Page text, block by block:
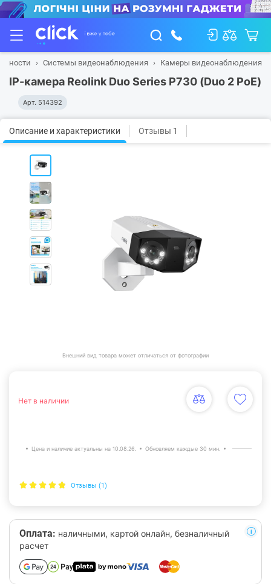
Системы видеонаблюдения Камеры видеонаблюдения
IP-камера Reolink Duo Series P730 (Duo 2 PoE)
Арт. 514392
Описание и характеристики Отзывы 1
Внешний вид товара может отличаться от фотографии
Нет в наличии
Цена и наличие актуальны на 10.08.26. Обновляем каждые 30 мин.
Отзывы (1)
Оплата: наличными, картой онлайн, безналичный
расчет